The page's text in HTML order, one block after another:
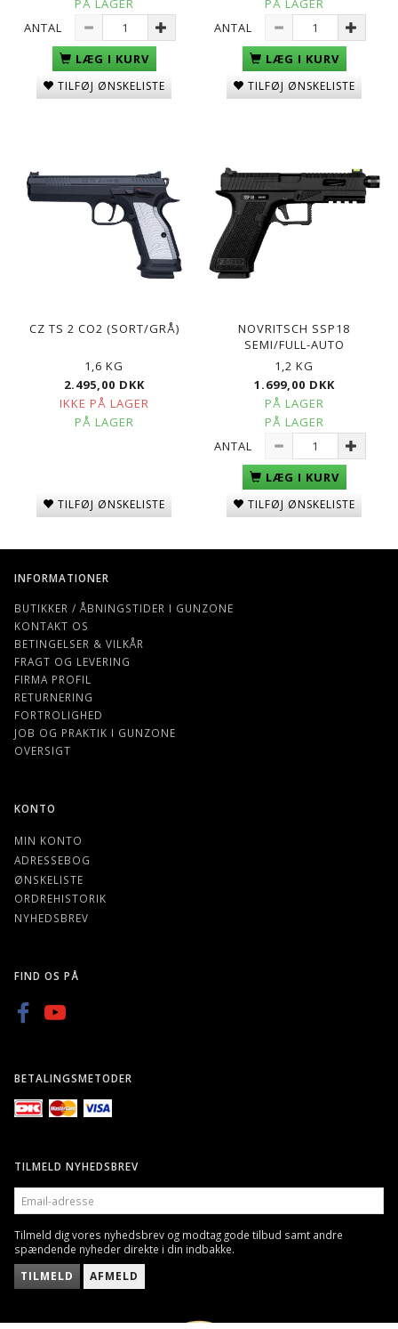
PÅ LAGER
ANTAL
LÆG I KURV
TILFØJ ØNSKELISTE
PÅ LAGER
ANTAL
LÆG I KURV
TILFØJ ØNSKELISTE
CZ TS 2 CO2 (SORT/GRÅ)
1,6 KG
2.495,00 DKK
IKKE PÅ LAGER
PÅ LAGER
TILFØJ ØNSKELISTE
NOVRITSCH SSP18
SEMI/FULL-AUTO
1,2 KG
1.699,00 DKK
PÅ LAGER
PÅ LAGER
ANTAL
LÆG I KURV
TILFØJ ØNSKELISTE
INFORMATIONER
BUTIKKER / ÅBNINGSTIDER I GUNZONE
KONTAKT OS
BETINGELSER & VILKÅR
FRAGT OG LEVERING
FIRMA PROFIL
RETURNERING
FORTROLIGHED
JOB OG PRAKTIK I GUNZONE
OVERSIGT
KONTO
MIN KONTO
ADRESSEBOG
ØNSKELISTE
ORDREHISTORIK
NYHEDSBREV
FIND OS PÅ
BETALINGSMETODER
TILMELD NYHEDSBREV
EMAIL-
ADRESSE
Tilmeld dig vores nyhedsbrev og modtag gode tilbud samt andre
spændende nyheder direkte i din indbakke.
TILMELD AFMELD